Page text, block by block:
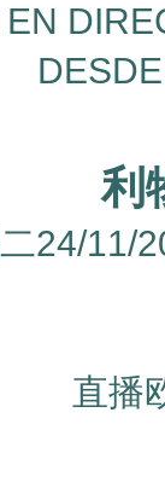
利
24/11/
直播